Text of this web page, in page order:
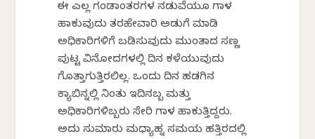
ಈ ಎಲ್ಲ ಗಂಡಾಂತರಗಳ ನಡುವೆಯೂ ಗಾಳ
ಹಾಕುವುದು ತರಹೇವಾರಿ ಅಡುಗೆ ಮಾಡಿ
ಅಧಿಕಾರಿಗಳಿಗೆ ಬಡಿಸುವುದು ಮುಂತಾದ ಸಣ್ಣ
ಪುಟ್ಟ ವಿನೋದಗಳಲ್ಲಿ ದಿನ ಕಳೆಯುವುದು
ಗೊತ್ತಾಗುತ್ತಿರಲಿಲ್ಲ. ಒಂದು ದಿನ ಹಡಗಿನ
ಕ್ಯಾಬಿನ್ನಲ್ಲಿ ನಿಂತು ಇದಿನಬ್ಬ ಮತ್ತು
ಅಧಿಕಾರಿಗಳಿಬ್ಬರು ಸೇರಿ ಗಾಳ ಹಾಕುತ್ತಿದ್ದರು.
ಅದು ಸುಮಾರು ಮಧ್ಯಾಹ್ನ ಸಮಯ ಹತ್ತಿರದಲ್ಲಿ